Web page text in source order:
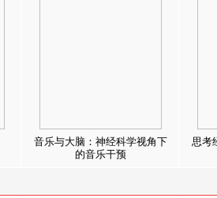
音乐与大脑：神经科学视角下
的音乐干预
思考